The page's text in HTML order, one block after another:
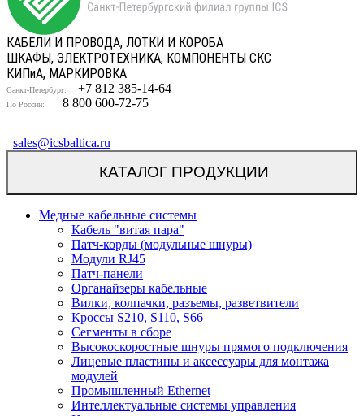
КАБЕЛИ И ПРОВОДА, ЛОТКИ И КОРОБА
ШКАФЫ, ЭЛЕКТРОТЕХНИКА, КОМПОНЕНТЫ СКС
КИПиА, МАРКИРОВКА
Санкт-Петербург: +7 812 385-14-64
По России: 8 800 600-72-75
sales@icsbaltica.ru
КАТАЛОГ ПРОДУКЦИИ
Медные кабельные системы
Кабель "витая пара"
Патч-корды (модульные шнуры)
Модули RJ45
Патч-панели
Органайзеры кабельные
Вилки, колпачки, разъемы, разветвители
Кроссы S210, S110, S66
Сегменты в сборе
Высокоскоростные шнуры прямого подключения
Лицевые пластины и аксессуары для монтажа
модулей
Промышленный Ethernet
Интеллектуальные системы управления